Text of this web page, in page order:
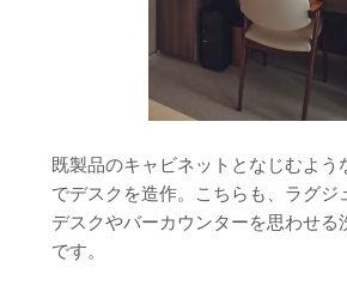
既製品のキャビネットとなじむよう
でデスクを造作。こちらも、ラグジ
デスクやバーカウンターを思わせる
です。